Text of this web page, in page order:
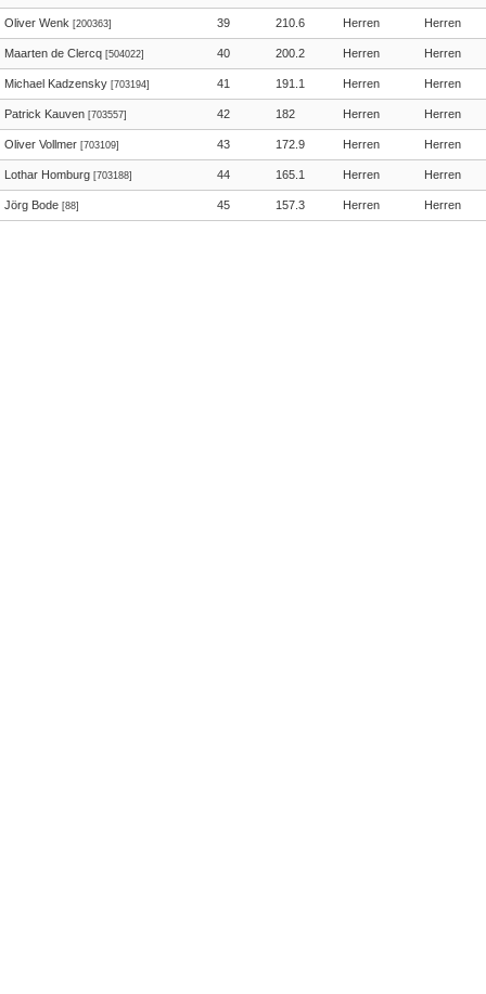
Oliver Wenk [200363] 39 210.6 Herren Herren
Maarten de Clercq [504022] 40 200.2 Herren Herren
Michael Kadzensky [703194] 41 191.1 Herren Herren
Patrick Kauven [703557] 42 182 Herren Herren
Oliver Vollmer [703109] 43 172.9 Herren Herren
Lothar Homburg [703188] 44 165.1 Herren Herren
Jörg Bode [88] 45 157.3 Herren Herren